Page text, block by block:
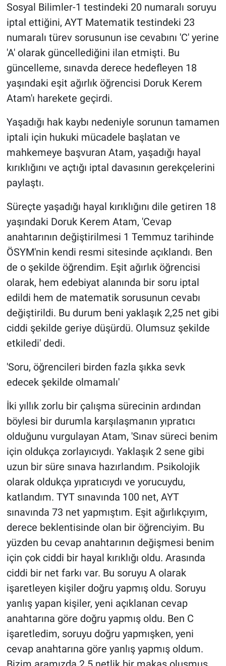
Sosyal Bilimler-1 testindeki 20 numaralı soruyu
iptal ettiğini, AYT Matematik testindeki 23
numaralı türev sorusunun ise cevabını 'C' yerine
'A' olarak güncellediğini ilan etmişti. Bu
güncelleme, sınavda derece hedefleyen 18
yaşındaki eşit ağırlık öğrencisi Doruk Kerem
Atam'ı harekete geçirdi.
Yaşadığı hak kaybı nedeniyle sorunun tamamen
iptali için hukuki mücadele başlatan ve
mahkemeye başvuran Atam, yaşadığı hayal
kırıklığını ve açtığı iptal davasının gerekçelerini
paylaştı.
Süreçte yaşadığı hayal kırıklığını dile getiren 18
yaşındaki Doruk Kerem Atam, 'Cevap
anahtarının değiştirilmesi 1 Temmuz tarihinde
ÖSYM'nin kendi resmi sitesinde açıklandı. Ben
de o şekilde öğrendim. Eşit ağırlık öğrencisi
olarak, hem edebiyat alanında bir soru iptal
edildi hem de matematik sorusunun cevabı
değiştirildi. Bu durum beni yaklaşık 2,25 net gibi
ciddi şekilde geriye düşürdü. Olumsuz şekilde
etkiledi' dedi.
'Soru, öğrencileri birden fazla şıkka sevk
edecek şekilde olmamalı'
İki yıllık zorlu bir çalışma sürecinin ardından
böylesi bir durumla karşılaşmanın yıpratıcı
olduğunu vurgulayan Atam, 'Sınav süreci benim
için oldukça zorlayıcıydı. Yaklaşık 2 sene gibi
uzun bir süre sınava hazırlandım. Psikolojik
olarak oldukça yıpratıcıydı ve yorucuydu,
katlandım. TYT sınavında 100 net, AYT
sınavında 73 net yapmıştım. Eşit ağırlıkçıyım,
derece beklentisinde olan bir öğrenciyim. Bu
yüzden bu cevap anahtarının değişmesi benim
için çok ciddi bir hayal kırıklığı oldu. Arasında
ciddi bir net farkı var. Bu soruyu A olarak
işaretleyen kişiler doğru yapmış oldu. Soruyu
yanlış yapan kişiler, yeni açıklanan cevap
anahtarına göre doğru yapmış oldu. Ben C
işaretledim, soruyu doğru yapmışken, yeni
cevap anahtarına göre yanlış yapmış oldum.